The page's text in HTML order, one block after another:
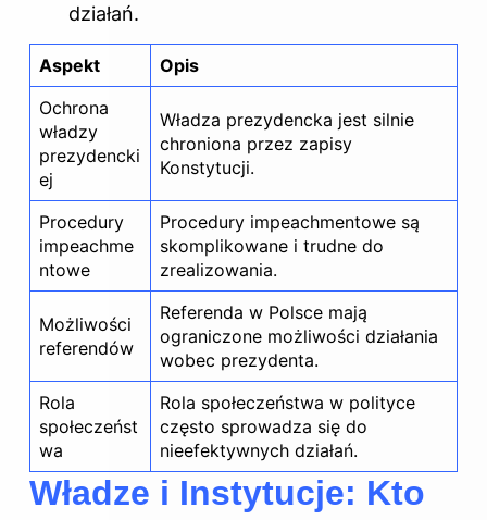
działań.
Aspekt
Opis
Ochrona
władzy
prezydencki
ej
Władza prezydencka jest silnie
chroniona przez zapisy
Konstytucji.
Procedury
impeachme
ntowe
Procedury impeachmentowe są
skomplikowane i trudne do
zrealizowania.
Możliwości
referendów
Referenda w Polsce mają
ograniczone możliwości działania
wobec prezydenta.
Rola
społeczeńst
wa
Rola społeczeństwa w polityce
często sprowadza się do
nieefektywnych działań.
Władze i Instytucje: Kto